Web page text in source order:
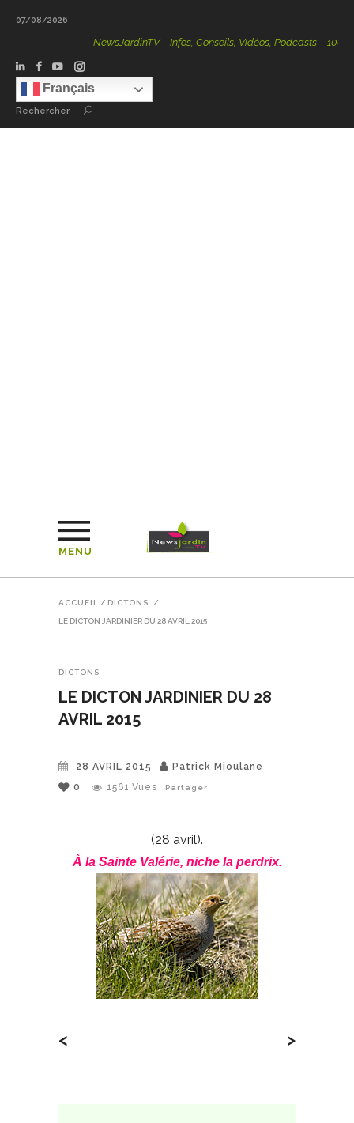
07/08/2026
NewsJardinTV – Infos, Conseils, Vidéos, Podcasts – 100 %
Français
Rechercher
MENU
ACCUEIL / DICTONS /
LE DICTON JARDINIER DU 28 AVRIL 2015
DICTONS
LE DICTON JARDINIER DU 28
AVRIL 2015
28 AVRIL 2015
Patrick Mioulane
0
1561 Vues Partager
(28 avril).
À la Sainte Valérie, niche la perdrix.
< >